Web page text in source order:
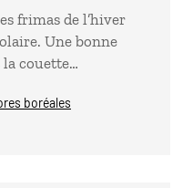
frimas de l’hiver
Une bonne
couette…
boréales